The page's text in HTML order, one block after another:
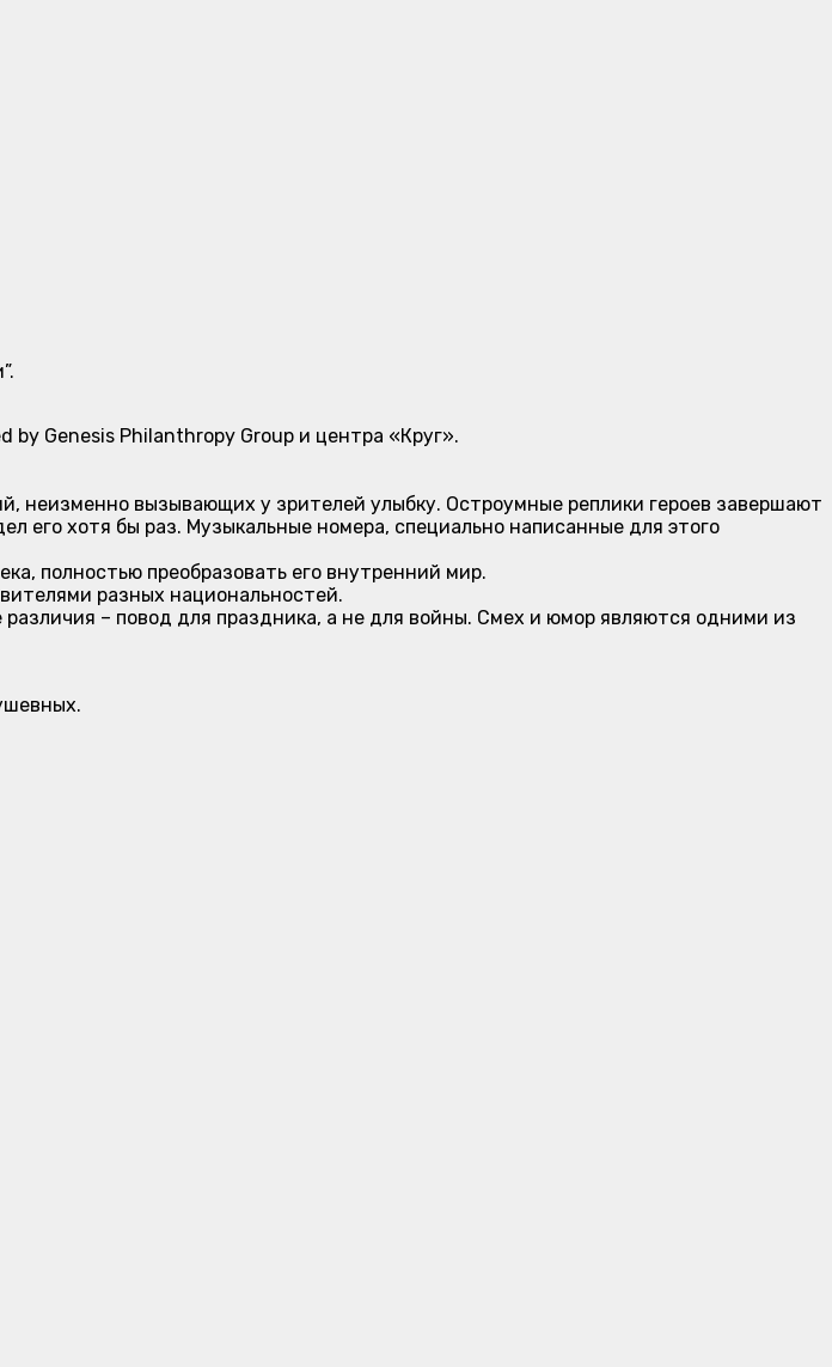
Genesis Philanthropy Group и центра «Круг».
неизменно вызывающих у зрителей улыбку. Остроумные реплики героев завершают
его хотя бы раз. Музыкальные номера, специально написанные для этого
полностью преобразовать его внутренний мир.
разных национальностей.
– повод для праздника, а не для войны. Смех и юмор являются одними из